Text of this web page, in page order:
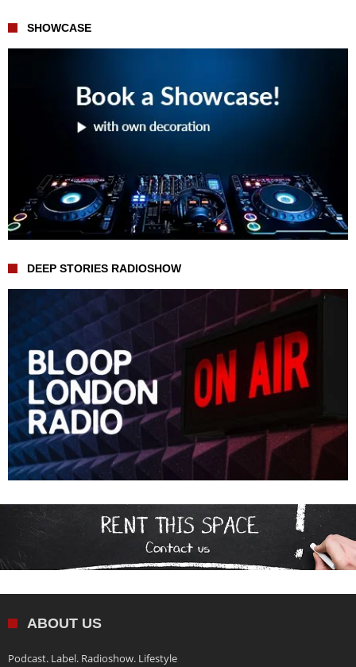
SHOWCASE
DEEP STORIES RADIOSHOW
ABOUT US
Podcast. Label. Radioshow. Lifestyle